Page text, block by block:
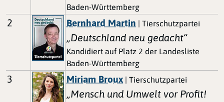
Baden-Württemberg
2 Bernhard Martin | Tierschutzpartei
„Deutschland neu gedacht“
Kandidiert auf Platz 2 der Landesliste
Baden-Württemberg
3 Miriam Broux | Tierschutzpartei
„Mensch und Umwelt vor Profit!